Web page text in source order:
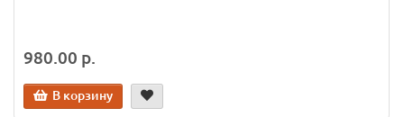
980.00 р.
В корзину